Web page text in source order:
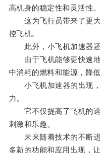
高机身的稳定性和灵活性。
这为飞行员带来了更大
控飞机。
此外，小飞机加速器还
由于飞机能够更快速地
中消耗的燃料和能源，降
小飞机加速器的出现，
力。
它不仅提高了飞机的速
刺激和乐趣。
未来随着技术的不断进
多新的功能和应用出现，